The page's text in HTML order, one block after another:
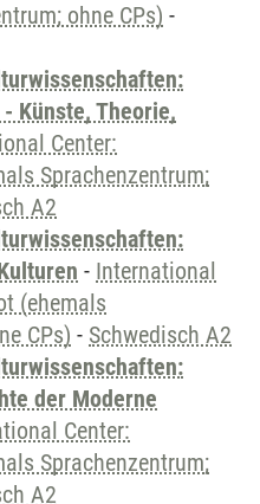
ohne CPs) -
Künste, Theorie,
Center:
Sprachenzentrum;
A2
- International
(ehemals
CPs) - Schwedisch A2
der Moderne
Center:
Sprachenzentrum;
A2